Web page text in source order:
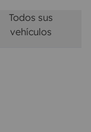
Todos sus
vehículos